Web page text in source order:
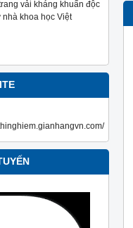
vải kháng khuẩn độc
nhà khoa học Việt